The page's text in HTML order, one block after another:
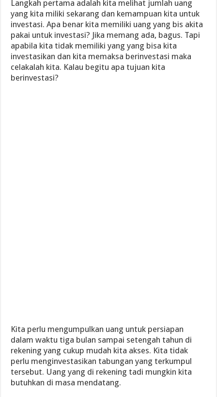
Langkah pertama adalah kita melihat jumlah uang
yang kita miliki sekarang dan kemampuan kita untuk
investasi. Apa benar kita memiliki uang yang bis akita
pakai untuk investasi? Jika memang ada, bagus. Tapi
apabila kita tidak memiliki yang yang bisa kita
investasikan dan kita memaksa berinvestasi maka
celakalah kita. Kalau begitu apa tujuan kita
berinvestasi?
Kita perlu mengumpulkan uang untuk persiapan
dalam waktu tiga bulan sampai setengah tahun di
rekening yang cukup mudah kita akses. Kita tidak
perlu menginvestasikan tabungan yang terkumpul
tersebut. Uang yang di rekening tadi mungkin kita
butuhkan di masa mendatang.